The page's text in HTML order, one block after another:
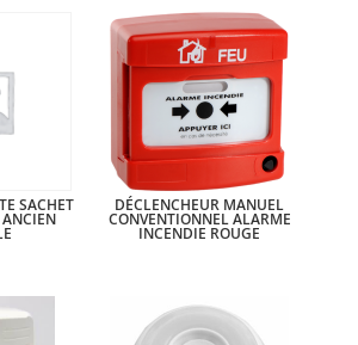
SACHET
ANCIEN
DÉCLENCHEUR MANUEL
CONVENTIONNEL ALARME
INCENDIE ROUGE